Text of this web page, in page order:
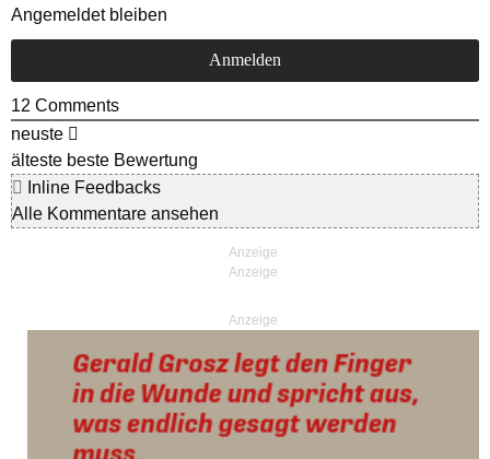
Angemeldet bleiben
12 Comments
neuste
älteste beste Bewertung
Inline Feedbacks
Alle Kommentare ansehen
Anzeige